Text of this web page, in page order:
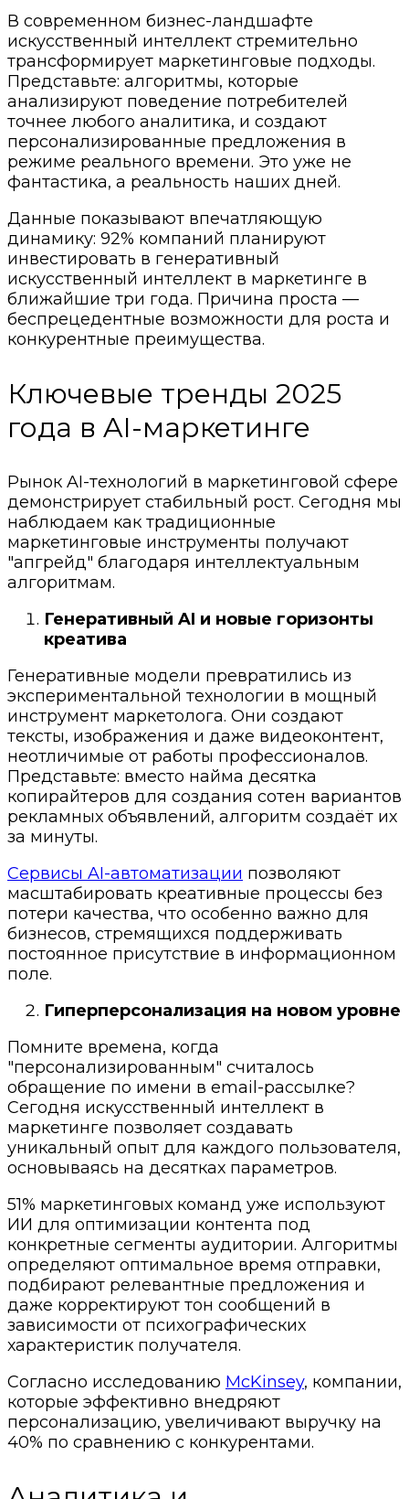
В современном бизнес-ландшафте
искусственный интеллект стремительно
трансформирует маркетинговые подходы.
Представьте: алгоритмы, которые
анализируют поведение потребителей
точнее любого аналитика, и создают
персонализированные предложения в
режиме реального времени. Это уже не
фантастика, а реальность наших дней.
Данные показывают впечатляющую
динамику: 92% компаний планируют
инвестировать в генеративный
искусственный интеллект в маркетинге в
ближайшие три года. Причина проста —
беспрецедентные возможности для роста и
конкурентные преимущества.
Ключевые тренды 2025
года в AI-маркетинге
Рынок AI-технологий в маркетинговой сфере
демонстрирует стабильный рост. Сегодня мы
наблюдаем как традиционные
маркетинговые инструменты получают
"апгрейд" благодаря интеллектуальным
алгоритмам.
Генеративный AI и новые горизонты
креатива
Генеративные модели превратились из
экспериментальной технологии в мощный
инструмент маркетолога. Они создают
тексты, изображения и даже видеоконтент,
неотличимые от работы профессионалов.
Представьте: вместо найма десятка
копирайтеров для создания сотен вариантов
рекламных объявлений, алгоритм создаёт их
за минуты.
Сервисы AI-автоматизации позволяют
масштабировать креативные процессы без
потери качества, что особенно важно для
бизнесов, стремящихся поддерживать
постоянное присутствие в информационном
поле.
Гиперперсонализация на новом уровне
Помните времена, когда
"персонализированным" считалось
обращение по имени в email-рассылке?
Сегодня искусственный интеллект в
маркетинге позволяет создавать
уникальный опыт для каждого пользователя,
основываясь на десятках параметров.
51% маркетинговых команд уже используют
ИИ для оптимизации контента под
конкретные сегменты аудитории. Алгоритмы
определяют оптимальное время отправки,
подбирают релевантные предложения и
даже корректируют тон сообщений в
зависимости от психографических
характеристик получателя.
Согласно исследованию McKinsey, компании,
которые эффективно внедряют
персонализацию, увеличивают выручку на
40% по сравнению с конкурентами.